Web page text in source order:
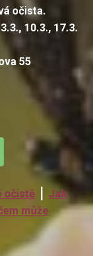
očista.
10.3., 17.3.
55
očistě
Jak
může